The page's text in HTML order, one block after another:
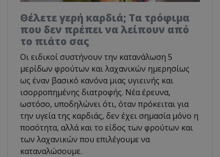
Θέλετε γερή καρδιά; Τα τρόφιμα
που δεν πρέπει να λείπουν από
το πιάτο σας
Οι ειδικοί συστήνουν την κατανάλωση 5
μερίδων φρούτων και λαχανικών ημερησίως
ως έναν βασικό κανόνα μιας υγιεινής και
ισορροπημένης διατροφής. Νέα έρευνα,
ωστόσο, υποδηλώνει ότι, όταν πρόκειται για
την υγεία της καρδιάς, δεν έχει σημασία μόνο η
ποσότητα, αλλά και το είδος των φρούτων και
των λαχανικών που επιλέγουμε να
καταναλώσουμε.